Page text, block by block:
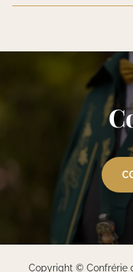
Copyright © Confrérie